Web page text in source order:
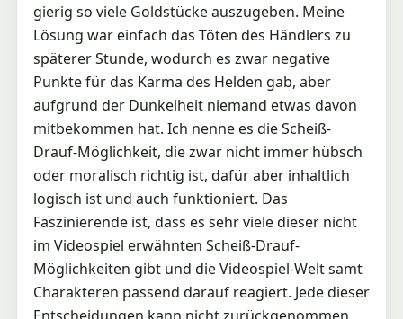
gierig so viele Goldstücke auszugeben. Meine
Lösung war einfach das Töten des Händlers zu
späterer Stunde, wodurch es zwar negative
Punkte für das Karma des Helden gab, aber
aufgrund der Dunkelheit niemand etwas davon
mitbekommen hat. Ich nenne es die Scheiß-
Drauf-Möglichkeit, die zwar nicht immer hübsch
oder moralisch richtig ist, dafür aber inhaltlich
logisch ist und auch funktioniert. Das
Faszinierende ist, dass es sehr viele dieser nicht
im Videospiel erwähnten Scheiß-Drauf-
Möglichkeiten gibt und die Videospiel-Welt samt
Charakteren passend darauf reagiert. Jede dieser